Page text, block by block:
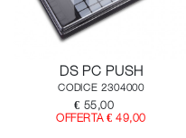
DS PC PUSH
CODICE 2304000
€ 55,00
OFFERTA € 49,00